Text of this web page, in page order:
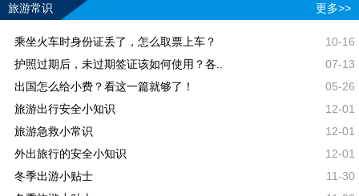
旅游常识 更多>>
乘坐火车时身份证丢了，怎么取票上车？
10-16
护照过期后，未过期签证该如何使用？各..
07-13
出国怎么给小费？看这一篇就够了！
05-26
旅游出行安全小知识
12-01
旅游急救小常识
12-01
外出旅行的安全小知识
12-01
冬季出游小贴士
11-30